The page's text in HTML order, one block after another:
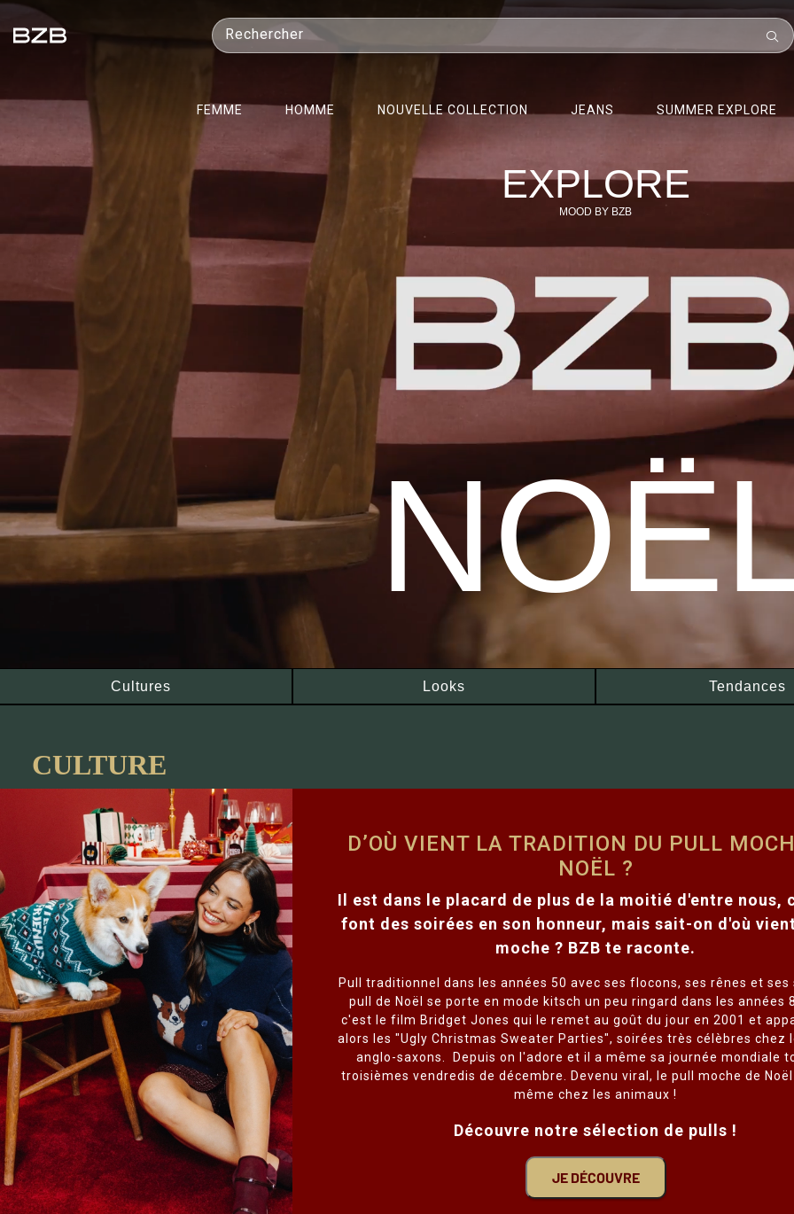
Rechercher
FEMME HOMME NOUVELLE COLLECTION JEANS SUMMER EXPLORE
EXPLORE
MOOD BY BZB
Cultures Looks Tendances
CULTURE
D’OÙ VIENT LA TRADITION DU PULL
NOËL ?
Il est dans le placard de plus de la moitié d'entre nous,
font des soirées en son honneur, mais sait-on d'où
moche ?​ BZB te raconte.
Pull traditionnel dans les années 50 avec ses flocons, ses rênes et ses
pull de Noël se porte en mode kitsch un peu ringard dans les années
c'est le film Bridget Jones qui le remet au goût du jour en 2001 et
alors les "Ugly Christmas Sweater Parties", soirées très célèbres chez
anglo-saxons. ​ Depuis on l'adore et il a même sa journée mondiale
troisièmes vendredis de décembre. Devenu viral, le pull moche de
même chez les animaux !
Découvre notre sélection de pulls !
JE DÉCOUVRE